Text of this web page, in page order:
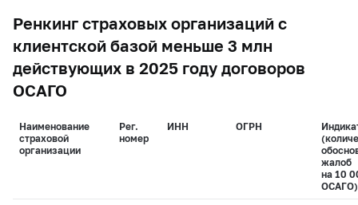
Ренкинг страховых организаций с
клиентской базой меньше 3 млн
действующих в 2025 году договоров
ОСАГО
Наименование
страховой
организации
Рег.
номер
ИНН ОГРН
жалоб
на 10
ОСАГО)